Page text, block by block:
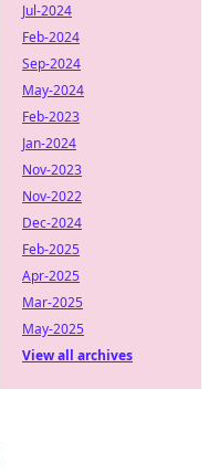
Jul-2024
Feb-2024
Sep-2024
May-2024
Feb-2023
Jan-2024
Nov-2023
Nov-2022
Dec-2024
Feb-2025
Apr-2025
Mar-2025
May-2025
View all archives